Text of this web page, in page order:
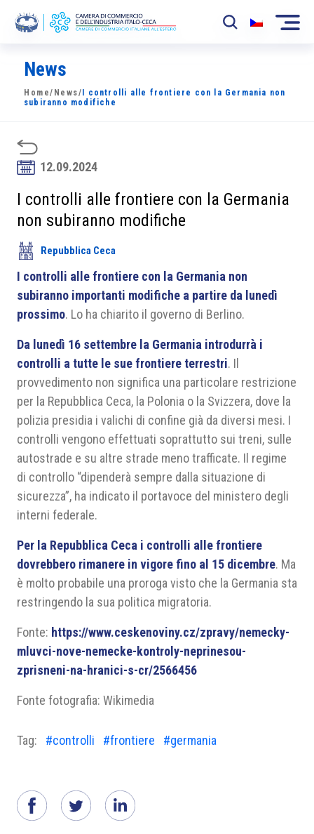
La Camera
News
Sviluppo Mercato
Soci
Partner
Progetti
Area riservata
News
Home/ News/ I controlli alle frontiere con la Germania non
subiranno modifiche
12.09.2024
I controlli alle frontiere con la Germania
non subiranno modifiche
Repubblica Ceca
I controlli alle frontiere con la Germania non
subiranno importanti modifiche a partire da lunedì
prossimo. Lo ha chiarito il governo di Berlino.
Da lunedì 16 settembre la Germania introdurrà i
controlli a tutte le sue frontiere terrestri. Il
provvedimento non significa una particolare restrizione
per la Repubblica Ceca, la Polonia o la Svizzera, dove la
polizia presidia i valichi di confine già da diversi mesi. I
controlli vengono effettuati soprattutto sui treni, sulle
autostrade e su altre strade meno trafficate. Il regime
di controllo “dipenderà sempre dalla situazione di
sicurezza”, ha indicato il portavoce del ministero degli
interni federale.
Per la Repubblica Ceca i controlli alle frontiere
dovrebbero rimanere in vigore fino al 15 dicembre. Ma
è molto probabile una proroga visto che la Germania sta
restringendo la sua politica migratoria.
Fonte: https://www.ceskenoviny.cz/zpravy/nemecky-
mluvci-nove-nemecke-kontroly-neprinesou-
zprisneni-na-hranici-s-cr/2566456
Fonte fotografia: Wikimedia
Tag: #controlli #frontiere #germania